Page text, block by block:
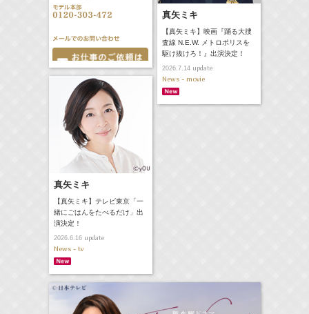
真矢ミキ
【真矢ミキ】映画『踊る大捜
査線 N.E.W. メトロポリスを
駆け抜けろ！』出演決定！
2026.7.14update
News - movie
真矢ミキ
【真矢ミキ】テレビ東京「一
緒にごはんをたべるだけ」出
演決定！
2026.6.16update
News - tv